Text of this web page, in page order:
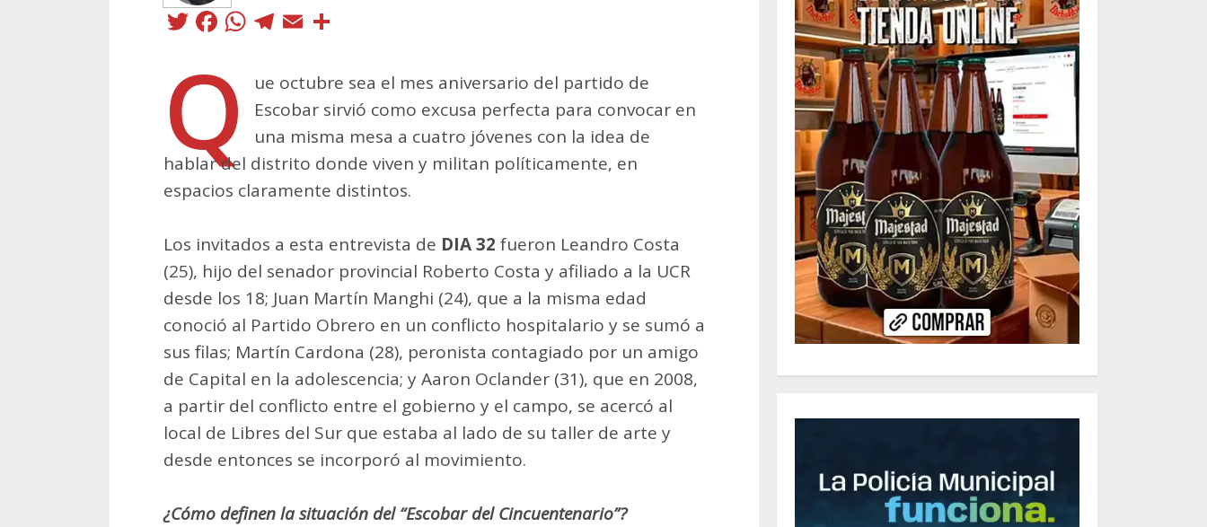
Twitter
Facebook
WhatsApp
Telegram
Email
Q
ue octubre sea el mes aniversario del partido de
Escobar sirvió como excusa perfecta para convocar en
una misma mesa a cuatro jóvenes con la idea de
hablar del distrito donde viven y militan políticamente, en
espacios claramente distintos.
Los invitados a esta entrevista de DIA 32 fueron Leandro Costa
(25), hijo del senador provincial Roberto Costa y afiliado a la UCR
desde los 18; Juan Martín Manghi (24), que a la misma edad
conoció al Partido Obrero en un conflicto hospitalario y se sumó a
sus filas; Martín Cardona (28), peronista contagiado por un amigo
de Capital en la adolescencia; y Aaron Oclander (31), que en 2008,
a partir del conflicto entre el gobierno y el campo, se acercó al
local de Libres del Sur que estaba al lado de su taller de arte y
desde entonces se incorporó al movimiento.
¿Cómo definen la situación del “Escobar del Cincuentenario”?